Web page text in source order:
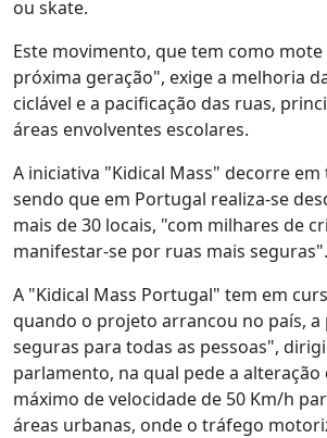
ou skate.
Este movimento, que tem como mote
próxima geração", exige a melhoria
ciclável e a pacificação das ruas,
áreas envolventes escolares.
A iniciativa "Kidical Mass" decorre em
sendo que em Portugal realiza-se
mais de 30 locais, "com milhares de
manifestar-se por ruas mais seguras".
A "Kidical Mass Portugal" tem em
quando o projeto arrancou no país, a
seguras para todas as pessoas",
parlamento, na qual pede a
máximo de velocidade de 50 Km/h
áreas urbanas, onde o tráfego